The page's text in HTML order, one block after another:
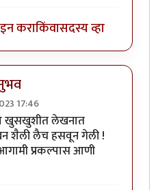
कराकिंवासदस्य व्हा
17:46
खुसखुशीत लेखनात
शैली लैच हसवून गेली !
प्रकल्पास आणी